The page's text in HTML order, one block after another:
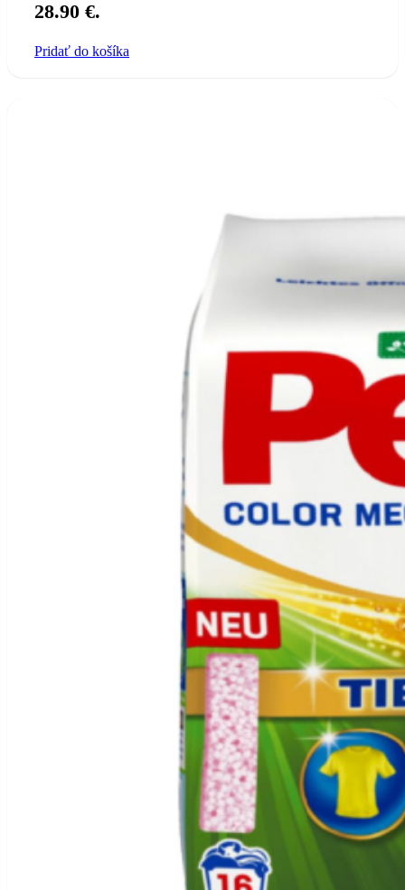
28.90 €.
Pridať do košíka